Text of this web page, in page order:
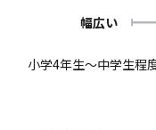
幅広い
小学4年生～中学生程